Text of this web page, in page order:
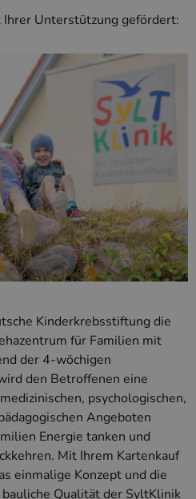
Unterstützung gefördert:
Kinderkrebsstiftung die
für Familien mit
der 4-wöchigen
den Betroffenen eine
psychologischen,
Angeboten
Energie tanken und
Mit Ihrem Kartenkauf
einmalige Konzept und die
Qualität der SyltKlinik